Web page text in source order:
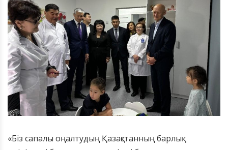
«Біз сапалы оңалтудың Қазақстанның барлық